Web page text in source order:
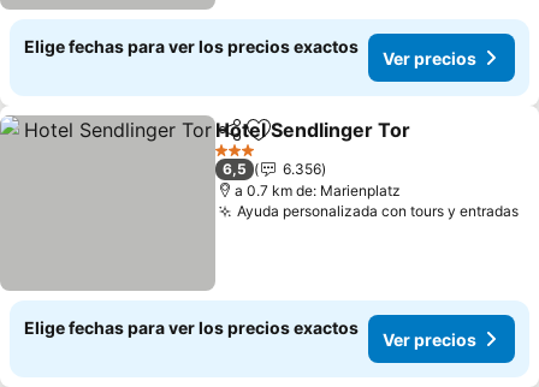
Elige fechas para ver los precios exactos
Ver precios
CompartirAgregar a favoritos
Hotel Sendlinger Tor
3 Estrellas
6,5
6.356
a 0.7 km de: Marienplatz
Ayuda personalizada con tours y entradas
Elige fechas para ver los precios exactos
Ver precios